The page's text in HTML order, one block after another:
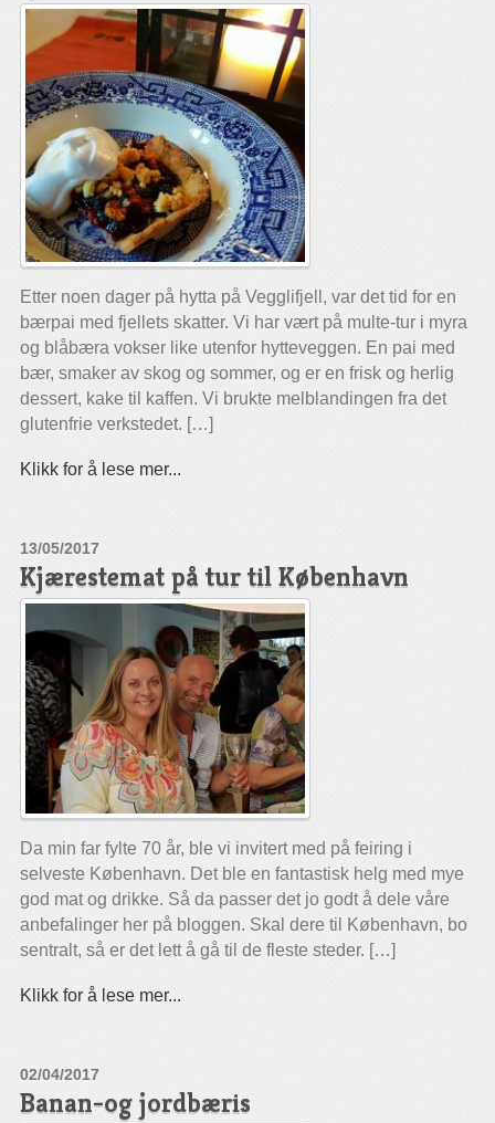
Etter noen dager på hytta på Vegglifjell, var det tid for en
bærpai med fjellets skatter. Vi har vært på multe-tur i myra
og blåbæra vokser like utenfor hytteveggen. En pai med
bær, smaker av skog og sommer, og er en frisk og herlig
dessert, kake til kaffen. Vi brukte melblandingen fra det
glutenfrie verkstedet. […]
Klikk for å lese mer...
13/05/2017
Kjærestemat på tur til København
Da min far fylte 70 år, ble vi invitert med på feiring i
selveste København. Det ble en fantastisk helg med mye
god mat og drikke. Så da passer det jo godt å dele våre
anbefalinger her på bloggen. Skal dere til København, bo
sentralt, så er det lett å gå til de fleste steder. […]
Klikk for å lese mer...
02/04/2017
Banan-og jordbæris